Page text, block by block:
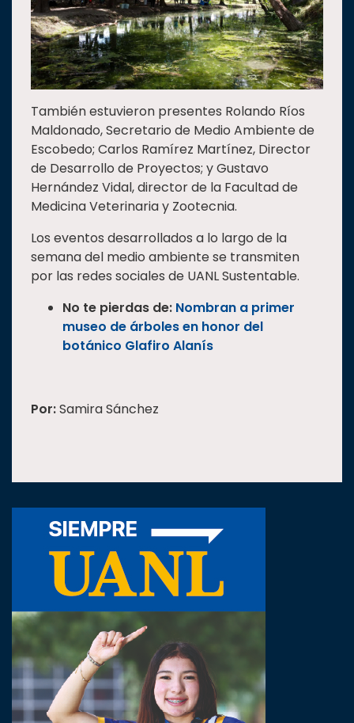
También estuvieron presentes Rolando Ríos
Maldonado, Secretario de Medio Ambiente de
Escobedo; Carlos Ramírez Martínez, Director
de Desarrollo de Proyectos; y Gustavo
Hernández Vidal, director de la Facultad de
Medicina Veterinaria y Zootecnia.
Los eventos desarrollados a lo largo de la
semana del medio ambiente se transmiten
por las redes sociales de UANL Sustentable.
No te pierdas de: Nombran a primer
museo de árboles en honor del
botánico Glafiro Alanís
Por:Samira Sánchez